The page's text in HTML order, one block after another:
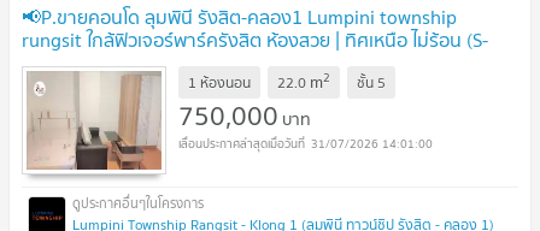
📢P.ขายคอนโด ลุมพินี รังสิต-คลอง1 Lumpini township
rungsit ใกล้ฟิวเจอร์พาร์ครังสิต ห้องสวย | ทิศเหนือ ไม่ร้อน (S-
Ls22174)
1 ห้องนอน 22.0 m2 ชั้น 5
750,000 บาท
31/07/2026 14:01:00
Lumpini Township Rangsit - Klong 1 (ลุมพินี ทาวน์ชิป รังสิต - คลอง 1)